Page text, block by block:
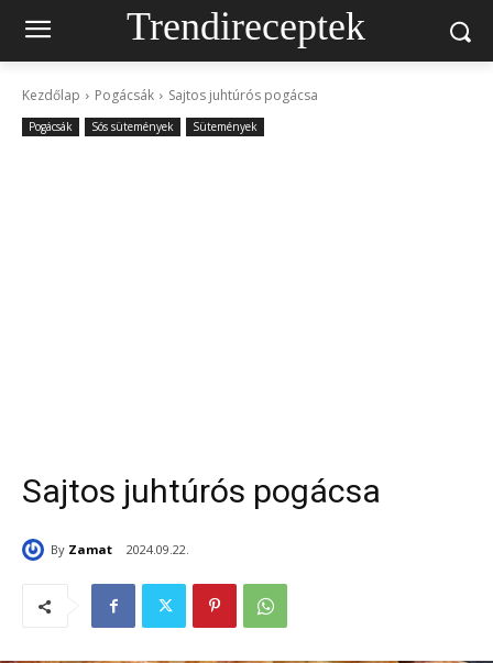
Trendireceptek
Kezdőlap Pogácsák Sajtos juhtúrós pogácsa
Pogácsák Sós sütemények Sütemények
Sajtos juhtúrós pogácsa
By Zamat 2024.09.22.